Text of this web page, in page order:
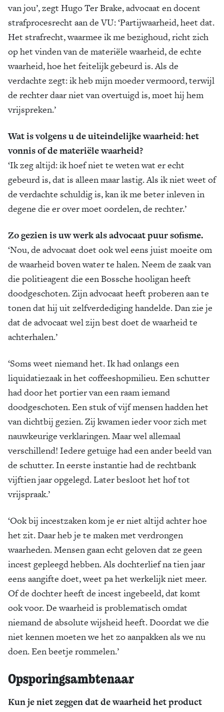
van jou’, zegt Hugo Ter Brake, advocaat en docent
strafprocesrecht aan de VU: ‘Partijwaarheid, heet dat.
Het strafrecht, waarmee ik me bezighoud, richt zich
op het vinden van de materiële waarheid, de echte
waarheid, hoe het feitelijk gebeurd is. Als de
verdachte zegt: ik heb mijn moeder vermoord, terwijl
de rechter daar niet van overtuigd is, moet hij hem
vrijspreken.’
Wat is volgens u de uiteindelijke waarheid: het
vonnis of de materiële waarheid?
‘Ik zeg altijd: ik hoef niet te weten wat er echt
gebeurd is, dat is alleen maar lastig. Als ik niet weet of
de verdachte schuldig is, kan ik me beter inleven in
degene die er over moet oordelen, de rechter.’
Zo gezien is uw werk als advocaat puur sofisme.
‘Nou, de advocaat doet ook wel eens juist moeite om
de waarheid boven water te halen. Neem de zaak van
die politieagent die een Bossche hooligan heeft
doodgeschoten. Zijn advocaat heeft proberen aan te
tonen dat hij uit zelfverdediging handelde. Dan zie je
dat de advocaat wel zijn best doet de waarheid te
achterhalen.’
‘Soms weet niemand het. Ik had onlangs een
liquidatiezaak in het coffeeshopmilieu. Een schutter
had door het portier van een raam iemand
doodgeschoten. Een stuk of vijf mensen hadden het
van dichtbij gezien. Zij kwamen ieder voor zich met
nauwkeurige verklaringen. Maar wel allemaal
verschillend! Iedere getuige had een ander beeld van
de schutter. In eerste instantie had de rechtbank
vijftien jaar opgelegd. Later besloot het hof tot
vrijspraak.’
‘Ook bij incestzaken kom je er niet altijd achter hoe
het zit. Daar heb je te maken met verdrongen
waarheden. Mensen gaan echt geloven dat ze geen
incest gepleegd hebben. Als dochterlief na tien jaar
eens aangifte doet, weet pa het werkelijk niet meer.
Of de dochter heeft de incest ingebeeld, dat komt
ook voor. De waarheid is problematisch omdat
niemand de absolute wijsheid heeft. Doordat we die
niet kennen moeten we het zo aanpakken als we nu
doen. Een beetje rommelen.’
Opsporingsambtenaar
Kun je niet zeggen dat de waarheid het product